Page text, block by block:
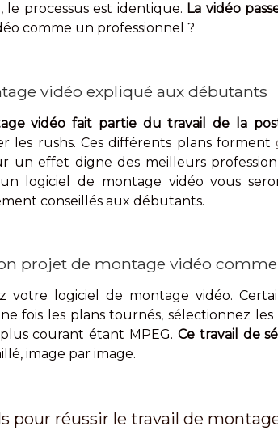
le processus est identique. La vidéo
comme un professionnel ?
vidéo expliqué aux débutants
vidéo fait partie du travail de la
les rushs. Ces différents plans forment
un effet digne des meilleurs
logiciel de montage vidéo vous
conseillés aux débutants.
projet de montage vidéo
votre logiciel de montage vidéo.
fois les plans tournés, sélectionnez
courant étant MPEG. Ce travail de
image par image.
pour réussir le travail de